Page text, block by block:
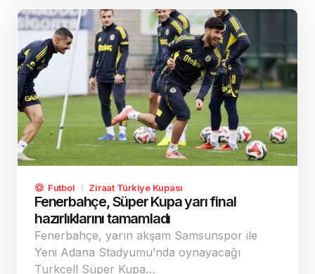
Futbol Ziraat Türkiye Kupası
Fenerbahçe, Süper Kupa yarı final
hazırlıklarını tamamladı
Fenerbahçe, yarın akşam Samsunspor ile
Yeni Adana Stadyumu’nda oynayacağı
Turkcell Süper Kupa…